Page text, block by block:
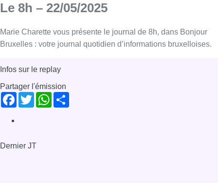
Le 8h – 22/05/2025
Marie Charette vous présente le journal de 8h, dans Bonjour
Bruxelles : votre journal quotidien d’informations bruxelloises.
Infos sur le replay
Partager l'émission
Facebook
TwitterWhatsApp
Dernier JT